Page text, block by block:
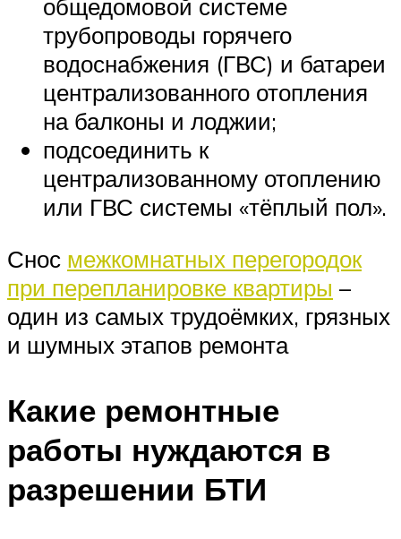
общедомовой системе
трубопроводы горячего
водоснабжения (ГВС) и батареи
централизованного отопления
на балконы и лоджии;
подсоединить к
централизованному отоплению
или ГВС системы «тёплый пол».
Снос межкомнатных перегородок
при перепланировке квартиры –
один из самых трудоёмких, грязных
и шумных этапов ремонта
Какие ремонтные
работы нуждаются в
разрешении БТИ